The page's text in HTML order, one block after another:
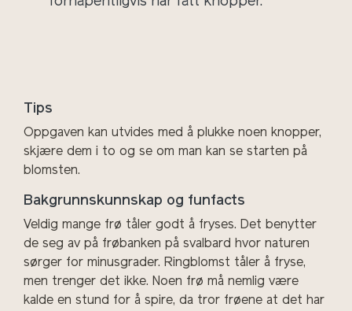
Tips
Oppgaven kan utvides med å plukke noen knopper,
skjære dem i to og se om man kan se starten på
blomsten.
Bakgrunnskunnskap og funfacts
Veldig mange frø tåler godt å fryses. Det benytter
de seg av på frøbanken på svalbard hvor naturen
sørger for minusgrader. Ringblomst tåler å fryse,
men trenger det ikke. Noen frø må nemlig være
kalde en stund for å spire, da tror frøene at det har